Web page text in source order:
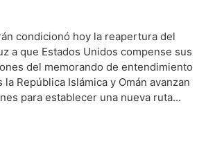
condicionó hoy la reapertura del
a que Estados Unidos compense sus
del memorando de entendimiento
República Islámica y Omán avanzan
para establecer una nueva ruta...